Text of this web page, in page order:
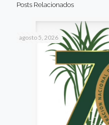
Posts Relacionados
agosto 5, 2026